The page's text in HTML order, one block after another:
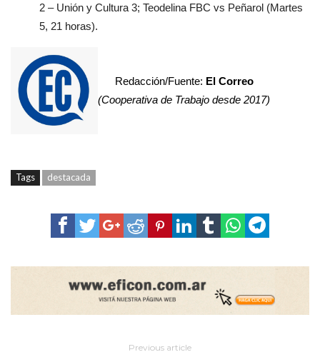
2 – Unión y Cultura 3; Teodelina FBC vs Peñarol (Martes
5, 21 horas).
Redacción/Fuente: El Correo
(Cooperativa de Trabajo desde 2017)
Tags destacada
Previous article